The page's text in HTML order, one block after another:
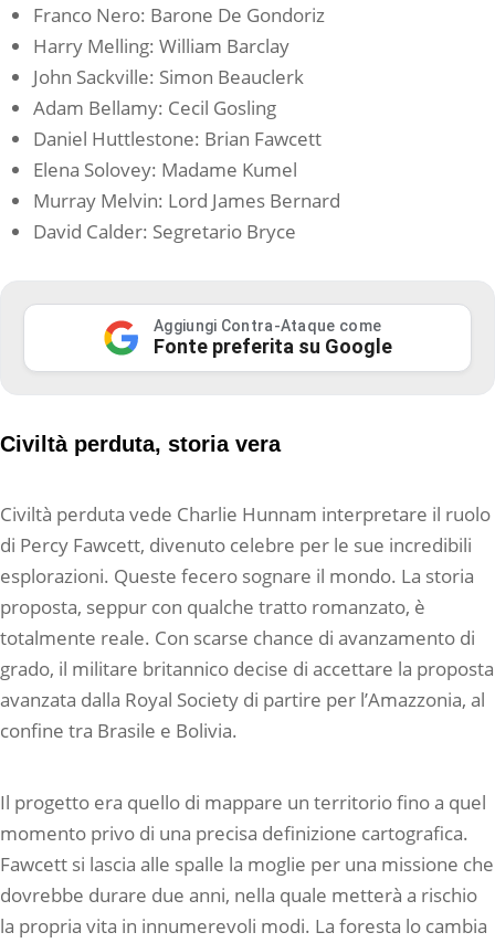
Franco Nero: Barone De Gondoriz
Harry Melling: William Barclay
John Sackville: Simon Beauclerk
Adam Bellamy: Cecil Gosling
Daniel Huttlestone: Brian Fawcett
Elena Solovey: Madame Kumel
Murray Melvin: Lord James Bernard
David Calder: Segretario Bryce
Aggiungi Contra-Ataque come
Fonte preferita su Google
Civiltà perduta, storia vera
Civiltà perduta vede Charlie Hunnam interpretare il ruolo
di Percy Fawcett, divenuto celebre per le sue incredibili
esplorazioni. Queste fecero sognare il mondo. La storia
proposta, seppur con qualche tratto romanzato, è
totalmente reale. Con scarse chance di avanzamento di
grado, il militare britannico decise di accettare la proposta
avanzata dalla Royal Society di partire per l’Amazzonia, al
confine tra Brasile e Bolivia.
Il progetto era quello di mappare un territorio fino a quel
momento privo di una precisa definizione cartografica.
Fawcett si lascia alle spalle la moglie per una missione che
dovrebbe durare due anni, nella quale metterà a rischio
la propria vita in innumerevoli modi. La foresta lo cambia